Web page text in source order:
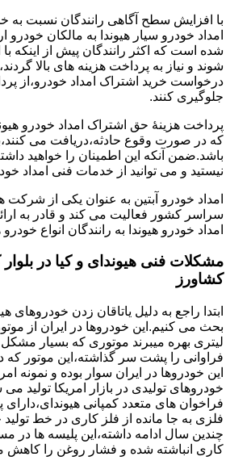
با افزایش سطح آگاهی رانندگان نسبت
امداد خودرو سیار هیوندا به مالکان
شده است که اکثر رانندگان پیش از اینکه
شوند و نیاز به پرداخت هزینه های بالا
درخواست خرید اشتراک امداد خودرو،از
جلوگیری کنند.
پرداخت هزینۀ حق اشتراک امداد خودرو
که در صورت وقوع حادثه،دریافت می
باشد.ضمن آنکه این اطمینان را خواهید
نیستید و می توانید از خدمات فنی امداد
امداد خودرو آبتین به عنوان یکی از شرکت
سراسر کشور فعالیت می کند و قادر به
امداد خودرو هیوندا به رانندگان انواع
مشکلات فنی هیوندای و کیا در بلوار
کشاورز
ابتدا راجع به دلیل یاتاقان زدن خودروهای
لیتری بهره میبرند موتوری که بسیار
فراوانی را پشت سر گذاشته،این موتور که
این خودروها در ایران سوار بوده و نمونه
خودروهای تولیدی در بازار امریکا تولید می
فراخوان های متعدد کمپانی
فلزی به جا مانده از فلز کاری در خط
چندین سال ادامه داشته،این پلیسه ها
کاری انباشته شده و فشار روغن را کاهش